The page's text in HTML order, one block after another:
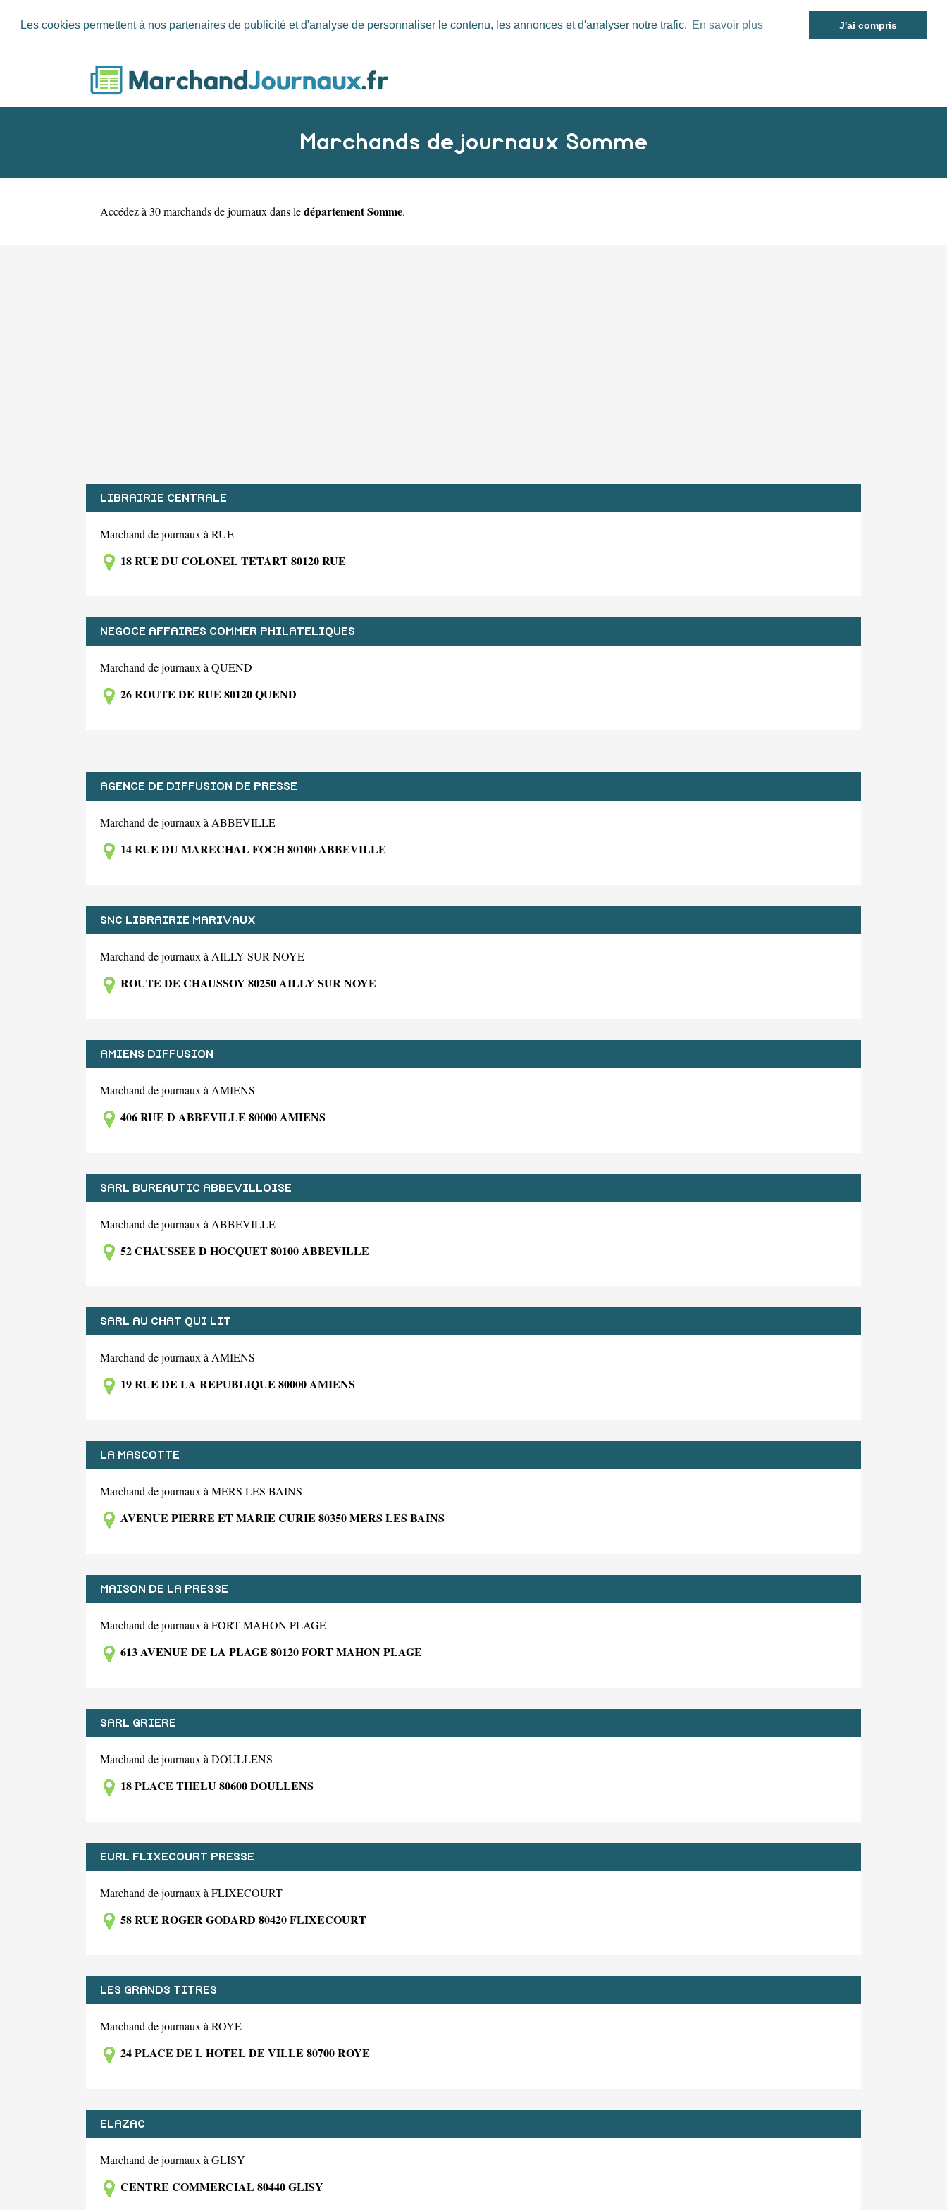
Les cookies permettent à nos partenaires de publicité et d'analyse de personnaliser le contenu, les annonces et d'analyser notre trafic. En savoir plus J'ai compris
Marchands de journaux Somme
Accédez à 30 marchands de journaux dans ledépartement Somme.
LIBRAIRIE CENTRALE
Marchand de journaux à RUE
18 RUE DU COLONEL TETART 80120 RUE
NEGOCE AFFAIRES COMMER PHILATELIQUES
Marchand de journaux à QUEND
26 ROUTE DE RUE 80120 QUEND
AGENCE DE DIFFUSION DE PRESSE
Marchand de journaux à ABBEVILLE
14 RUE DU MARECHAL FOCH 80100 ABBEVILLE
SNC LIBRAIRIE MARIVAUX
Marchand de journaux à AILLY SUR NOYE
ROUTE DE CHAUSSOY 80250 AILLY SUR NOYE
AMIENS DIFFUSION
Marchand de journaux à AMIENS
406 RUE D ABBEVILLE 80000 AMIENS
SARL BUREAUTIC ABBEVILLOISE
Marchand de journaux à ABBEVILLE
52 CHAUSSEE D HOCQUET 80100 ABBEVILLE
SARL AU CHAT QUI LIT
Marchand de journaux à AMIENS
19 RUE DE LA REPUBLIQUE 80000 AMIENS
LA MASCOTTE
Marchand de journaux à MERS LES BAINS
AVENUE PIERRE ET MARIE CURIE 80350 MERS LES BAINS
MAISON DE LA PRESSE
Marchand de journaux à FORT MAHON PLAGE
613 AVENUE DE LA PLAGE 80120 FORT MAHON PLAGE
SARL GRIERE
Marchand de journaux à DOULLENS
18 PLACE THELU 80600 DOULLENS
EURL FLIXECOURT PRESSE
Marchand de journaux à FLIXECOURT
58 RUE ROGER GODARD 80420 FLIXECOURT
LES GRANDS TITRES
Marchand de journaux à ROYE
24 PLACE DE L HOTEL DE VILLE 80700 ROYE
ELAZAC
Marchand de journaux à GLISY
CENTRE COMMERCIAL 80440 GLISY